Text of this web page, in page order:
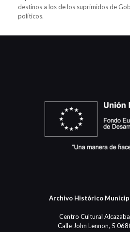
destinos a los de los suprimidos de
políticos.
Archivo Histórico
Centro Cultural
Calle John Lennon, 5